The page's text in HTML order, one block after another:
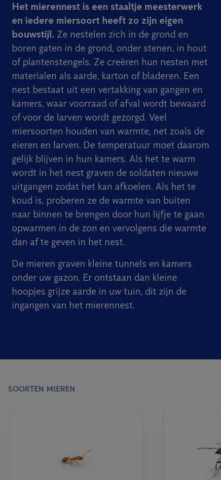
Het mierennest is een staaltje meesterwerk
en iedere miersoort heeft zo zijn eigen
bouwstijl. Ze nestelen zich in de grond en
boren gaten in de grond, onder stenen, in hout
of plantenstengels. Ze creëren hun nesten met
materialen als aarde, karton of bladeren. Een
nest bestaat uit een vertakking van gangen en
kamers, waar voorraad of afval wordt bewaard
of voor de larven wordt gezorgd. Veel
miersoorten houden van warmte, net zoals de
eieren en larven. De temperatuur moet daarom
gelijk blijven in hun kamers. Als het te warm
wordt in het nest graven de soldaten nieuwe
uitgangen zodat het kan afkoelen. Als het te
koud is, proberen ze de warmte van buiten
naar binnen te brengen door hun lijfje te gaan
opwarmen in de zon en vervolgens die warmte
dan af te geven in het nest.
De mieren graven kleine tunnels en kamers
onder uw gazon. Er ontstaan dan kleine
hoopjes grijze aarde in uw tuin, dit zijn de
ingangen van het mierennest.
SOORTEN MIEREN